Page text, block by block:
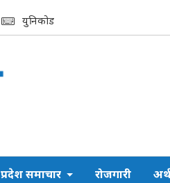
युनिकोड
प्रदेश समाचार रोजगारी